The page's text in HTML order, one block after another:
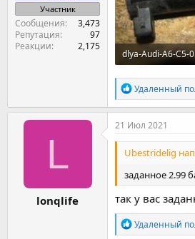
Участник
Сообщения
3,473
Репутация
97
Реакции
2,175
47.4 KB ·
Р
е
а
к
и
Удаленный
L
lonqlife
21 Июл 2021
Ubestridelig
заданное 2.99
так у вас
Р
е
Удаленный